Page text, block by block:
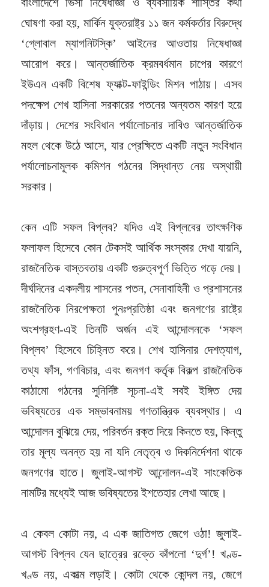
ঘোষণা করা হয়, মার্কিন যুক্তরাষ্ট্র ১১ জন কর্মকর্তার বিরুদ্ধে
‘গ্লোবাল ম্যাগনিটস্কি’ আইনের আওতায় নিষেধাজ্ঞা
আরোপ করে। আন্তর্জাতিক ক্রমবর্ধমান চাপের কারণে
ইউএন একটি বিশেষ ফ্যাক্ট-ফাইন্ডিং মিশন পাঠায়। এসব
পদক্ষেপ শেখ হাসিনা সরকারের পতনের অন্যতম কারণ হয়ে
দাঁড়ায়। দেশের সংবিধান পর্যালোচনার দাবিও আন্তর্জাতিক
মহল থেকে উঠে আসে, যার প্রেক্ষিতে একটি নতুন সংবিধান
পর্যালোচনামূলক কমিশন গঠনের সিদ্ধান্ত নেয় অস্থায়ী
সরকার।
কেন এটি সফল বিপ্লব? যদিও এই বিপ্লবের তাৎক্ষণিক
ফলাফল হিসেবে কোন টেকসই আর্থিক সংস্কার দেখা যায়নি,
রাজনৈতিক বাস্তবতায় একটি গুরুত্বপূর্ণ ভিত্তি গড়ে দেয়।
দীর্ঘদিনের একদলীয় শাসনের পতন, সেনাবাহিনী ও প্রশাসনের
রাজনৈতিক নিরপেক্ষতা পুনঃপ্রতিষ্ঠা এবং জনগণের রাষ্ট্রে
অংশগ্রহণ-এই তিনটি অর্জন এই আন্দোলনকে ‘সফল
বিপ্লব’ হিসেবে চিহ্নিত করে। শেখ হাসিনার দেশত্যাগ,
তথ্য ফাঁস, গণবিচার, এবং জনগণ কর্তৃক বিকল্প রাজনৈতিক
কাঠামো গঠনের সুনির্দিষ্ট সূচনা-এই সবই ইঙ্গিত দেয়
ভবিষ্যতের এক সম্ভাবনাময় গণতান্ত্রিক ব্যবস্থার। এ
আন্দোলন বুঝিয়ে দেয়, পরিবর্তন রক্ত দিয়ে কিনতে হয়, কিন্তু
তার মূল্য অনন্ত হয় না যদি নেতৃত্ব ও দিকনির্দেশনা থাকে
জনগণের হাতে। জুলাই-আগস্ট আন্দোলন-এই সাংকেতিক
নামটির মধ্যেই আজ ভবিষ্যতের ইশতেহার লেখা আছে।
এ কেবল কোটা নয়, এ এক জাতিগত জেগে ওঠা! জুলাই-
আগস্ট বিপ্লব যেন ছাত্রের রক্তে কাঁপলো ‘দুর্গ’! খণ্ড-
খণ্ড নয়, একাত্ম লড়াই। কোটা থেকে কোন্দল নয়, জেগে